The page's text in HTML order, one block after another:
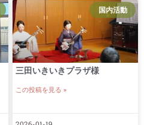
国内活動
三田いきいきプラザ様
この投稿を見る »